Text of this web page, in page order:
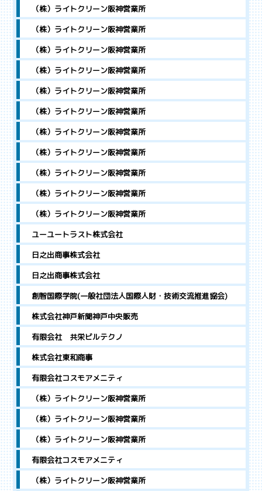
（株）ライトクリーン阪神営業所
（株）ライトクリーン阪神営業所
（株）ライトクリーン阪神営業所
（株）ライトクリーン阪神営業所
（株）ライトクリーン阪神営業所
（株）ライトクリーン阪神営業所
（株）ライトクリーン阪神営業所
（株）ライトクリーン阪神営業所
（株）ライトクリーン阪神営業所
（株）ライトクリーン阪神営業所
（株）ライトクリーン阪神営業所
ユーユートラスト株式会社
日之出商事株式会社
日之出商事株式会社
創智国際学院(一般社団法人国際人財・技術交流推進協会)
株式会社神戸新聞神戸中央販売
有限会社 共栄ビルテクノ
株式会社東和商事
有限会社コスモアメニティ
（株）ライトクリーン阪神営業所
（株）ライトクリーン阪神営業所
（株）ライトクリーン阪神営業所
有限会社コスモアメニティ
（株）ライトクリーン阪神営業所